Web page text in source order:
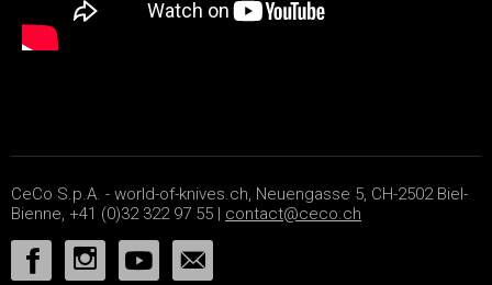
CeCo S.p.A. - world-of-knives.ch, Neuengasse 5, CH-2502 Biel-
Bienne, +41 (0)32 322 97 55 | contact@ceco.ch